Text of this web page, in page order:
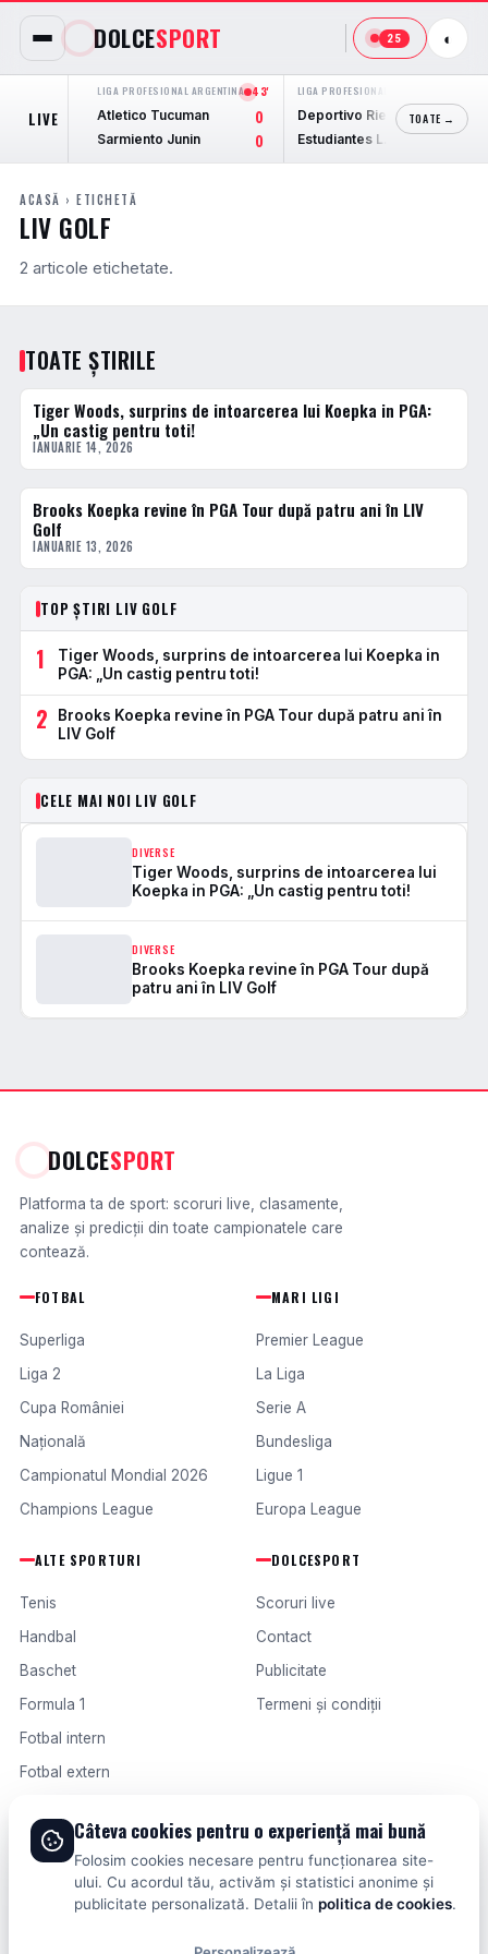
DOLCESPORT 25 ◐
LIVE
LIGA PROFESIONAL ARGENTINA 43'
Atletico Tucuman
0
Sarmiento Junin 0
LIGA PROFESIONAL ARGENTINA
Deportivo Riestra
1
Estudiantes L.P.
TOATE →
ACASĂ › ETICHETĂ
LIV GOLF
2 articole etichetate.
TOATE ȘTIRILE
DIVERSE
Tiger Woods, surprins de intoarcerea lui Koepka in PGA:
„Un castig pentru toti!
IANUARIE 14, 2026
DIVERSE
Brooks Koepka revine în PGA Tour după patru ani în LIV
Golf
IANUARIE 13, 2026
TOP ȘTIRI LIV GOLF
1
Tiger Woods, surprins de intoarcerea lui Koepka in
PGA: „Un castig pentru toti!
2
Brooks Koepka revine în PGA Tour după patru ani în
LIV Golf
CELE MAI NOI LIV GOLF
DIVERSE
Tiger Woods, surprins de intoarcerea lui
Koepka in PGA: „Un castig pentru toti!
DIVERSE
Brooks Koepka revine în PGA Tour după
patru ani în LIV Golf
DOLCESPORT
Platforma ta de sport: scoruri live, clasamente,
analize și predicții din toate campionatele care
contează.
FOTBAL
Superliga
Liga 2
Cupa României
Națională
Campionatul Mondial 2026
Champions League
MARI LIGI
Premier League
La Liga
Serie A
Bundesliga
Ligue 1
Europa League
ALTE SPORTURI
Tenis
Handbal
Baschet
Formula 1
Fotbal intern
Fotbal extern
DOLCESPORT
Scoruri live
Contact
Publicitate
Termeni și condiții
© 2026 DOLCESPORT. TOATE DREPTURILE REZERVATE.
SCORURI, CLASAMENTE ȘI ANALIZE DIN TOATE COMPETIȚIILE
Câteva cookies pentru o experiență mai bună
Folosim cookies necesare pentru funcționarea site-
ului. Cu acordul tău, activăm și statistici anonime și
publicitate personalizată. Detalii în politica de cookies.